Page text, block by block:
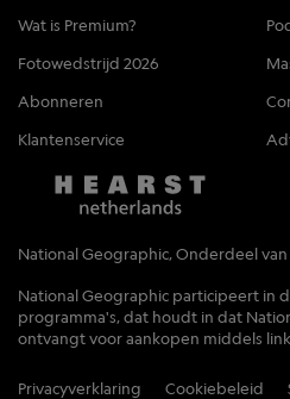
Wat is Premium?
Fotowedstrijd 2026
Abonneren
Klantenservice
National Geographic, Onderdeel
National Geographic participeert in
programma's, dat houdt in dat
ontvangt voor aankopen middels
Privacyverklaring Cookiebeleid